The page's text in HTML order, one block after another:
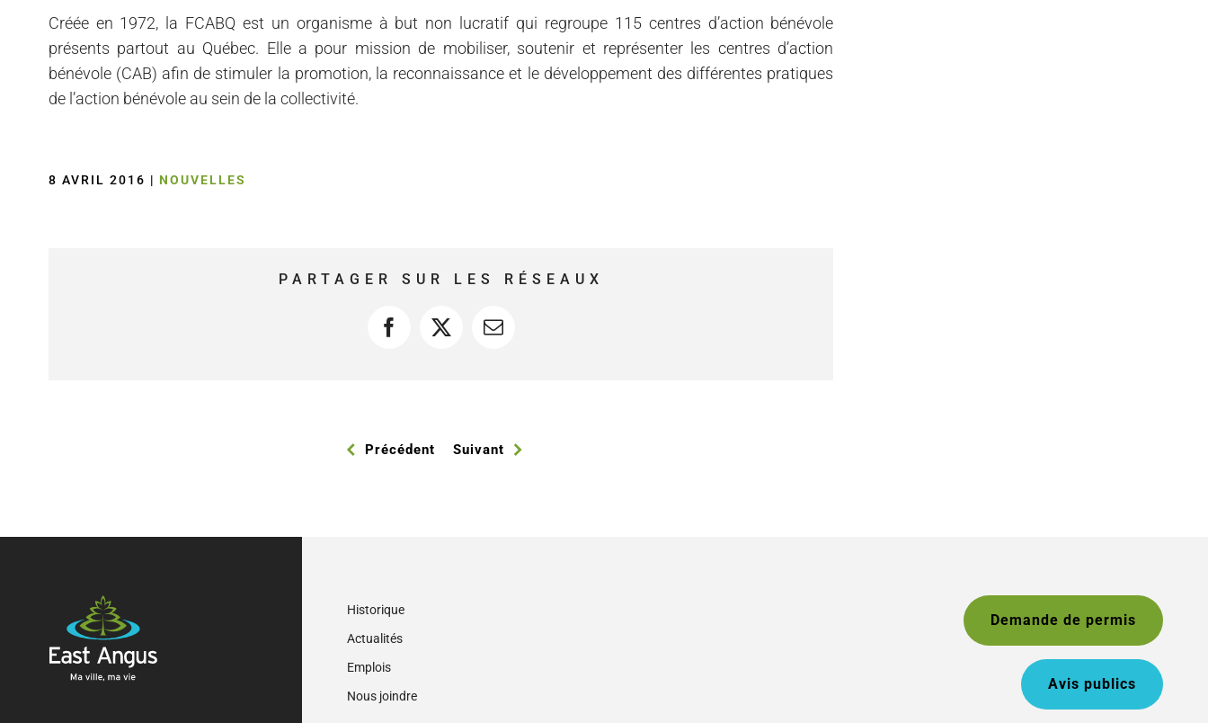
Créée en 1972, la FCABQ est un organisme à but non lucratif qui regroupe 115 centres d’action bénévole
présents partout au Québec. Elle a pour mission de mobiliser, soutenir et représenter les centres d’action
bénévole (CAB) afin de stimuler la promotion, la reconnaissance et le développement des différentes pratiques
de l’action bénévole au sein de la collectivité.
8 AVRIL 2016 | NOUVELLES
PARTAGER SUR LES RÉSEAUX
Facebook
X Courriel
Précédent Suivant
Historique
Actualités
Emplois
Nous joindre
Demande de permis
Avis publics